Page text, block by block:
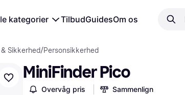
kategorier TilbudGuidesOm os
Sikkerhed/Personsikkerhed
MiniFinder Pico
Overvåg pris Sammenlign